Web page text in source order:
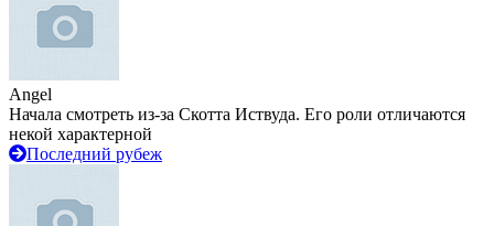
Angel
Начала смотреть из-за Скотта Иствуда. Его роли отличаются
некой характерной
Последний рубеж